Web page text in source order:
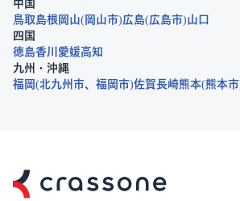
中国
鳥取 島根 岡山 岡山市 広島 広島市 山口
四国
徳島香川 愛媛高知
九州・沖縄
福岡 北九州市 福岡市 佐賀長崎熊本 熊本市